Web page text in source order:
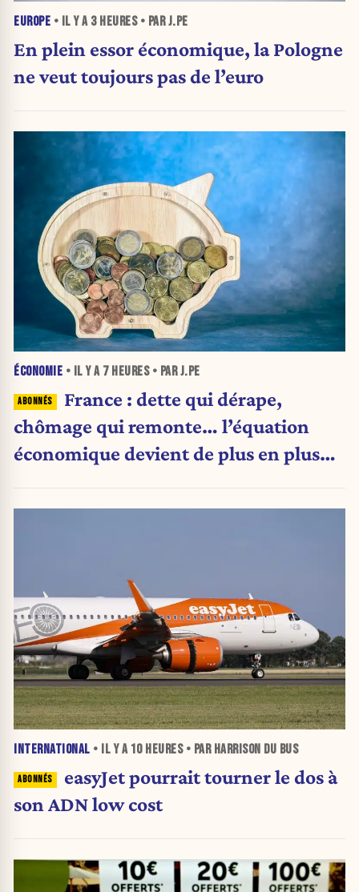
EUROPE • IL Y A 3 HEURES• PAR J.PE
En plein essor économique, la Pologne
ne veut toujours pas de l’euro
ÉCONOMIE • IL Y A 7 HEURES• PAR J.PE
France : dette qui dérape,
chômage qui remonte… l’équation
économique devient de plus en plus
INTERNATIONAL • IL Y A 10 HEURES• PAR HARRISON DU BUS
easyJet pourrait tourner le dos à
son ADN low cost